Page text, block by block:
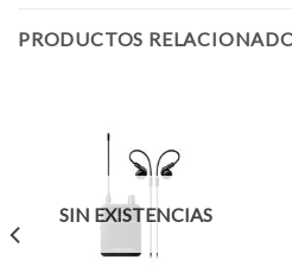
PRODUCTOS
SIN EXISTENCIAS